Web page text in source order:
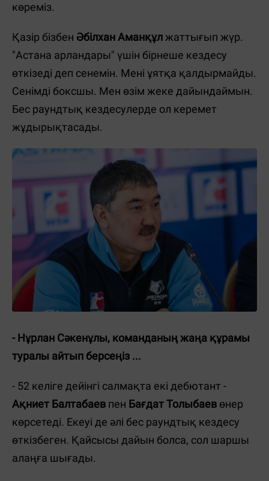
көреміз.
Қазір бізбен Әбілхан Аманқұл жаттығып жүр.
"Астана арландары" үшін бірнеше кездесу
өткізеді деп сенемін. Мені ұятқа қалдырмайды.
Сенімді боксшы. Мен өзім жеке дайындаймын.
Бес раундтық кездесулерде ол керемет
жұдырықтасады.
- Нұрлан Сәкенұлы, команданың жаңа құрамы
туралы айтып берсеңіз ...
- 52 келіге дейінгі салмақта екі дебютант -
Ақниет Балтабаев пен Бағдат Толыбаев өнер
көрсетеді. Екеуі де әлі бес раундтық кездесу
өткізбеген. Қайсысы дайын болса, сол шаршы
алаңға шығады.